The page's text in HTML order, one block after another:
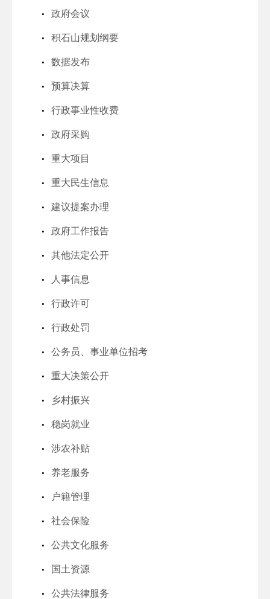
政府会议
积石山规划纲要
数据发布
预算决算
行政事业性收费
政府采购
重大项目
重大民生信息
建议提案办理
政府工作报告
其他法定公开
人事信息
行政许可
行政处罚
公务员、事业单位招考
重大决策公开
乡村振兴
稳岗就业
涉农补贴
养老服务
户籍管理
社会保险
公共文化服务
国土资源
公共法律服务